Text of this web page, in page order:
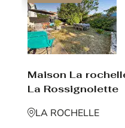
Maison La
La Rossignolette
LA ROCHELLE